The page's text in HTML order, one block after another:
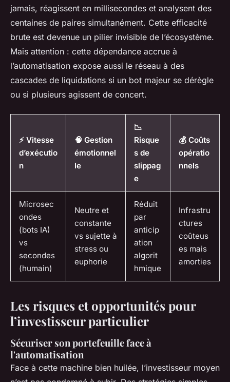
jamais, réagissent en millisecondes et analysent des
centaines de paires simultanément. Cette efficacité
brute est devenue un pilier invisible de l’écosystème.
Mais attention : cette dépendance accrue à
l’automatisation expose aussi le réseau à des
cascades de liquidations si un bot majeur se dérègle
ou si plusieurs agissent de concert.
⚡ Vitesse
d’exécutio
n
🧠 Gestion
émotionnel
le
📉
Risque
s de
slippag
e
💰 Coûts
opératio
nnels
Microsec
ondes
(bots IA)
vs
secondes
(humain)
Neutre et
constante
vs sujette à
stress ou
euphorie
Réduit
par
anticip
ation
algorit
hmique
Infrastru
ctures
coûteus
es mais
amorties
Les risques et opportunités pour
l’investisseur particulier
Sécuriser son portefeuille face à
l'automatisation
Face à cette machine bien huilée, l’investisseur moyen